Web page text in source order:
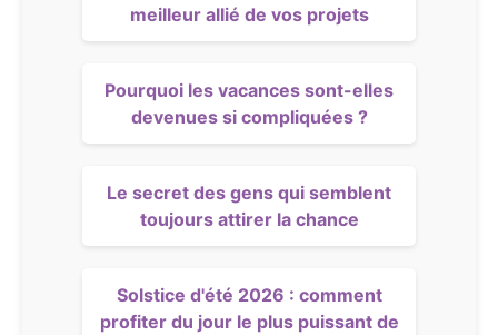
meilleur allié de vos projets
Pourquoi les vacances sont-elles
devenues si compliquées ?
Le secret des gens qui semblent
toujours attirer la chance
Solstice d'été 2026 : comment
profiter du jour le plus puissant de